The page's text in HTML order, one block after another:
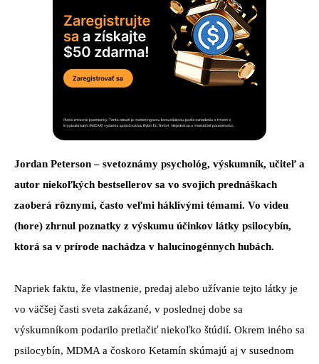
Jordan Peterson – svetoznámy psychológ, výskumník, učiteľ a
autor niekoľkých bestsellerov sa vo svojich prednáškach
zaoberá rôznymi, často veľmi háklivými témami. Vo videu
(hore) zhrnul poznatky z výskumu účinkov látky psilocybín,
ktorá sa v prírode nachádza v halucinogénnych hubách.
Napriek faktu, že vlastnenie, predaj alebo užívanie tejto látky je
vo väčšej časti sveta zakázané, v poslednej dobe sa
výskumníkom podarilo pretlačiť niekoľko štúdií. Okrem iného sa
psilocybín, MDMA a čoskoro Ketamín skúmajú aj v susednom